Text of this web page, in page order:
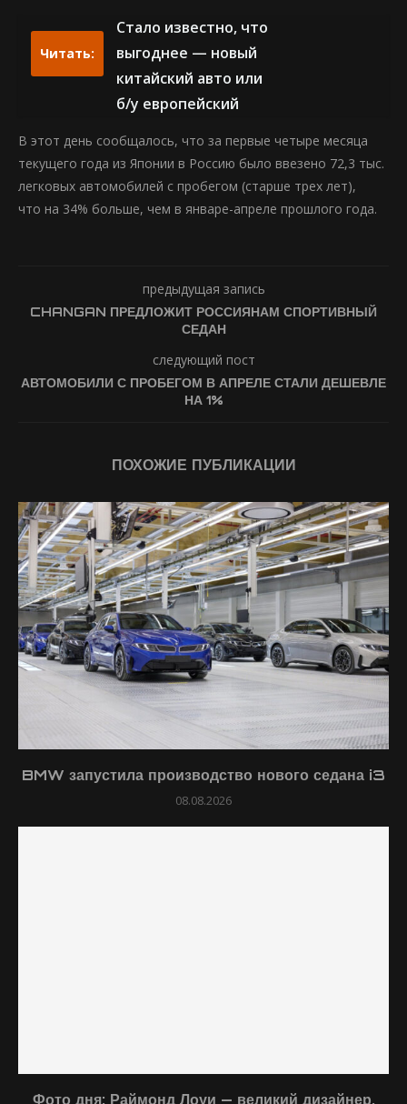
Читать:
Стало известно, что
выгоднее — новый
китайский авто или
б/у европейский
В этот день сообщалось, что за первые четыре месяца
текущего года из Японии в Россию было ввезено 72,3 тыс.
легковых автомобилей с пробегом (старше трех лет),
что на 34% больше, чем в январе-апреле прошлого года.
предыдущая запись
CHANGAN ПРЕДЛОЖИТ РОССИЯНАМ СПОРТИВНЫЙ
СЕДАН
следующий пост
АВТОМОБИЛИ С ПРОБЕГОМ В АПРЕЛЕ СТАЛИ ДЕШЕВЛЕ
НА 1%
ПОХОЖИЕ ПУБЛИКАЦИИ
BMW запустила производство нового седана i3
08.08.2026
Фото дня: Раймонд Лоуи — великий дизайнер,